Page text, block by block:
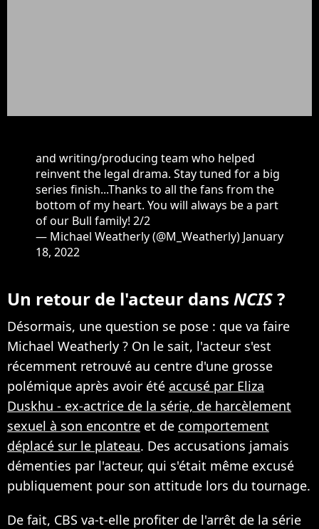
and writing/producing team who helped
reinvent the legal drama. Stay tuned for a big
series finish...Thanks to all the fans from the
bottom of my heart. You will always be a part
of our Bull family! 2/2
— Michael Weatherly (@M_Weatherly) January
18, 2022
Un retour de l'acteur dans NCIS?
Désormais, une question se pose : que va faire
Michael Weatherly ? On le sait, l'acteur s'est
récemment retrouvé au centre d'une grosse
polémique après avoir été accusé par Eliza
Duskhu - ex-actrice de la série, de harcèlement
sexuel à son encontre et de comportement
déplacé sur le plateau. Des accusations jamais
démenties par l'acteur, qui s'était même excusé
publiquement pour son attitude lors du tournage.
De fait, CBS va-t-elle profiter de l'arrêt de la série